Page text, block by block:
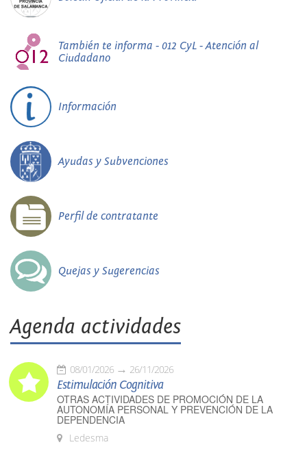
También te informa - 012 CyL - Atención al
Ciudadano
Información
Ayudas y Subvenciones
Perfil de contratante
Quejas y Sugerencias
Agenda actividades
08/01/2026 26/11/2026
Estimulación Cognitiva
OTRAS ACTIVIDADES DE PROMOCIÓN DE LA
AUTONOMÍA PERSONAL Y PREVENCIÓN DE LA
DEPENDENCIA
Ledesma